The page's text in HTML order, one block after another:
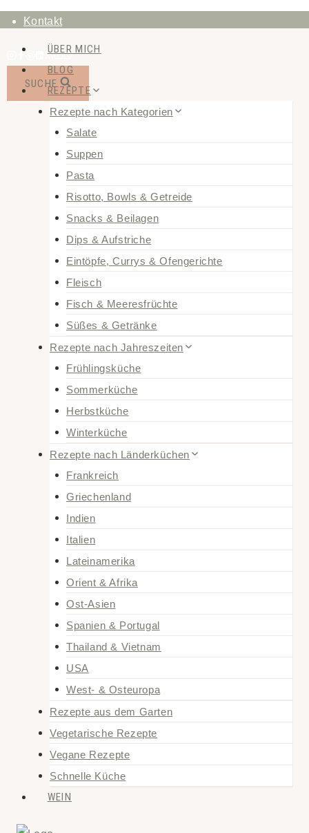
Zum
Inhalt
springen
Kontakt
SUCHE
ÜBER MICH
BLOG
REZEPTE
Rezepte nach Kategorien
Salate
Suppen
Pasta
Risotto, Bowls & Getreide
Snacks & Beilagen
Dips & Aufstriche
Eintöpfe, Currys & Ofengerichte
Fleisch
Fisch & Meeresfrüchte
Süßes & Getränke
Rezepte nach Jahreszeiten
Frühlingsküche
Sommerküche
Herbstküche
Winterküche
Rezepte nach Länderküchen
Frankreich
Griechenland
Indien
Italien
Lateinamerika
Orient & Afrika
Ost-Asien
Spanien & Portugal
Thailand & Vietnam
USA
West- & Osteuropa
Rezepte aus dem Garten
Vegetarische Rezepte
Vegane Rezepte
Schnelle Küche
WEIN